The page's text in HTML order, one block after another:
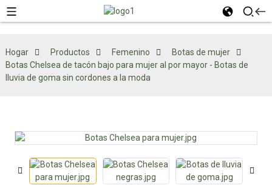
Hogar Productos Femenino
Botas de mujer
Botas Chelsea de tacón bajo para mujer al por mayor - Botas de
lluvia de goma sin cordones a la moda